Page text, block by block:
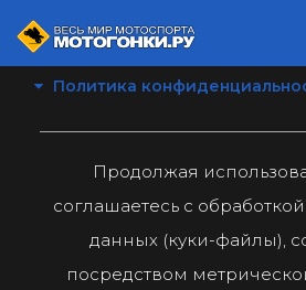
Политика
Продолжая
соглашаетесь с
данных (куки-файлы),
посредством